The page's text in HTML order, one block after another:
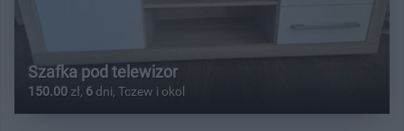
Szafka pod telewizor
150.00 zł, 6 dni, Tczew i okol